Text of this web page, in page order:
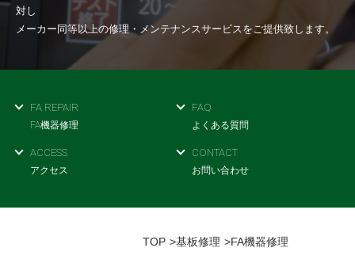
RECRUIT
環境への取り組み
対し
メーカー同等以上の修理・メンテナンスサービスをご提供致します。
FA REPAIR
FA機器修理
FAQ
よくある質問
ACCESS
アクセス
CONTACT
お問い合わせ
TOP 基板修理 FA機器修理